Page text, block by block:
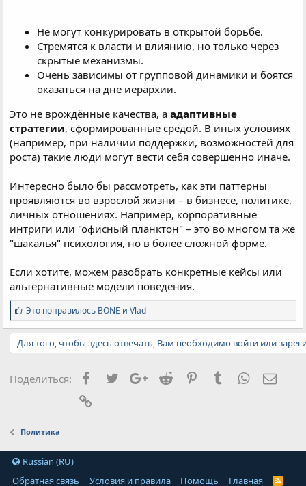
Не могут конкурировать в открытой борьбе.
Стремятся к власти и влиянию, но только через
скрытые механизмы.
Очень зависимы от групповой динамики и боятся
оказаться на дне иерархии.
Это не врождённые качества, аадаптивные
стратегии, сформированные средой. В иных условиях
(например, при наличии поддержки, возможностей для
роста) такие люди могут вести себя совершенно иначе.
Интересно было бы рассмотреть, как эти паттерны
проявляются во взрослой жизни – в бизнесе, политике,
личных отношениях. Например, корпоративные
интриги или "офисный планктон" – это во многом та же
"шакалья" психология, но в более сложной форме.
Если хотите, можем разобрать конкретные кейсы или
альтернативные модели поведения.
С
и
м
п
а
и
и
Это понравилось BONE иVlad
Для того, чтобы здесь отвечать, Вам необходимо войти или
Поделиться: Facebook
TwitterGoogle+
Reddit PinterestTumblrWhatsApp
Политика
Russian (RU)
Обратная связь
Условия и правила Помощь Главная